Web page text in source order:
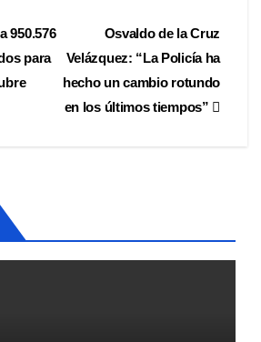
Osvaldo de la Cruz
Velázquez: “La Policía ha
hecho un cambio rotundo
en los últimos tiempos”
950.576
para